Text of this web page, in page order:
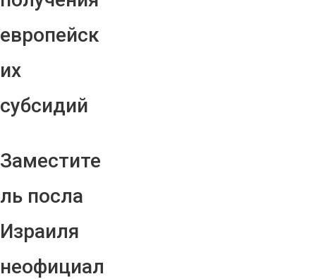
европейск
их
субсидий
Заместите
ль посла
Израиля
неофициал